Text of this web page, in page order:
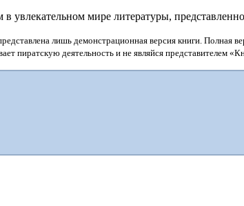
в увлекательном мире литературы,
лишь демонстрационная версия книги. Полная
пиратскую деятельность и не являйся представителем